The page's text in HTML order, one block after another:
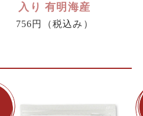
入り 有明海産
756円 （税込み）